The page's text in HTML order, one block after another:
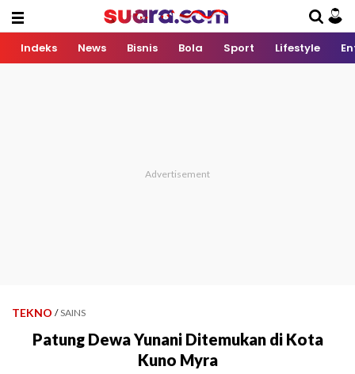
Indeks News Bisnis Bola Sport Lifestyle
TEKNO / SAINS
Patung Dewa Yunani Ditemukan di Kota
Kuno Myra